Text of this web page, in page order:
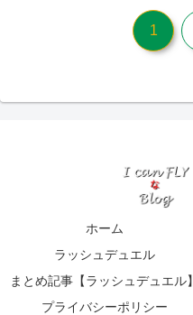
1
ホーム
ラッシュデュエル
まとめ記事【ラッシュデュエル】
プライバシーポリシー